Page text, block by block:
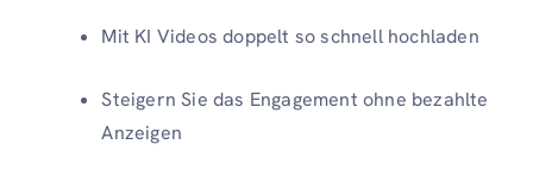
Mit KI Videos doppelt so schnell hochladen
Steigern Sie das Engagement ohne bezahlte
Anzeigen